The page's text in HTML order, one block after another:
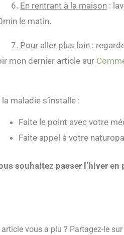
En rentrant à la maison :
le matin.
Pour aller plus loin :
mon dernier article sur
la maladie s’installe :
Faite le point avec votre
Faite appel à votre
souhaitez passer l’hiver en
article vous a plu ? Partagez-le